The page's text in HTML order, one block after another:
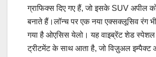
ग्राफिक्स दिए गए हैं, जो इसके SUV अपील
बनाते हैं।लॉन्च पर एक नया एक्सक्लूसिव रंग
गया है ओएसिस येलो। यह वाइब्रेंट शेड स्पेशल
ट्रीटमेंट के साथ आता है, जो विज़ुअल इम्पैक्ट